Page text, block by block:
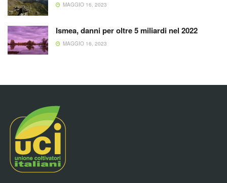
MAGGIO 16, 2023
Ismea, danni per oltre 5 miliardi nel 2022
MAGGIO 16, 2023